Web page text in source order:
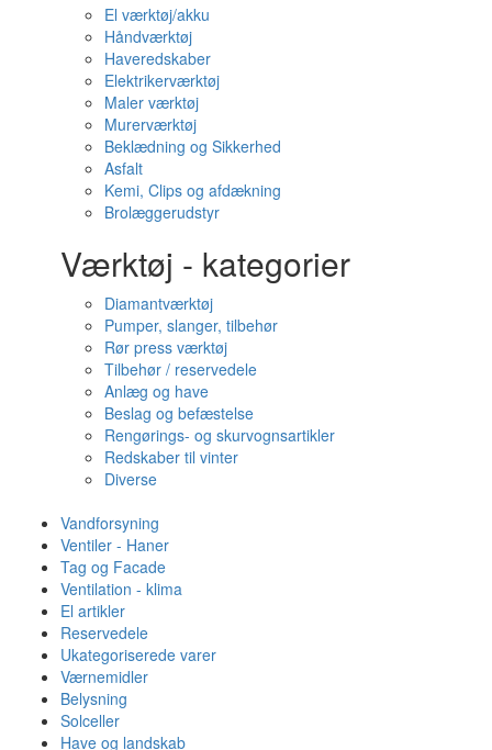
El værktøj/akku
Håndværktøj
Haveredskaber
Elektrikerværktøj
Maler værktøj
Murerværktøj
Beklædning og Sikkerhed
Asfalt
Kemi, Clips og afdækning
Brolæggerudstyr
Værktøj - kategorier
Diamantværktøj
Pumper, slanger, tilbehør
Rør press værktøj
Tilbehør / reservedele
Anlæg og have
Beslag og befæstelse
Rengørings- og skurvognsartikler
Redskaber til vinter
Diverse
Vandforsyning
Ventiler - Haner
Tag og Facade
Ventilation - klima
El artikler
Reservedele
Ukategoriserede varer
Værnemidler
Belysning
Solceller
Have og landskab